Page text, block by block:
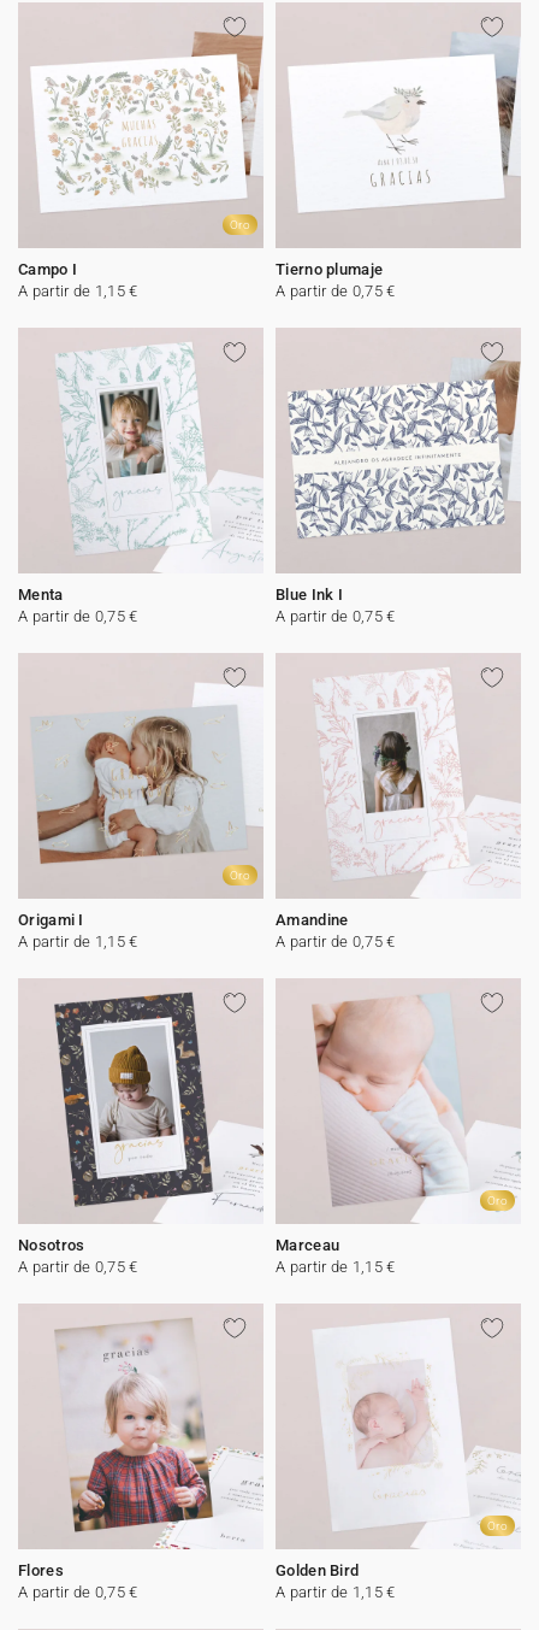
Oro
Campo I
A partir de 1,15 €
Tierno plumaje
A partir de 0,75 €
Menta
A partir de 0,75 €
Blue Ink I
A partir de 0,75 €
Oro
Origami I
A partir de 1,15 €
Amandine
A partir de 0,75 €
Nosotros
A partir de 0,75 €
Oro
Marceau
A partir de 1,15 €
Flores
A partir de 0,75 €
Oro
Golden Bird
A partir de 1,15 €